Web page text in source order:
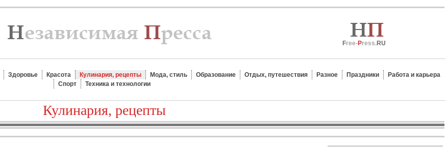
Free-Press.RU
Здоровье Красота Кулинария, рецепты Мода, стиль Образование Отдых, путешествия Разное Праздники
Работа и карьера
Спорт
Техника и технологии
Кулинария, рецепты